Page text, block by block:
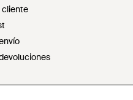
cliente